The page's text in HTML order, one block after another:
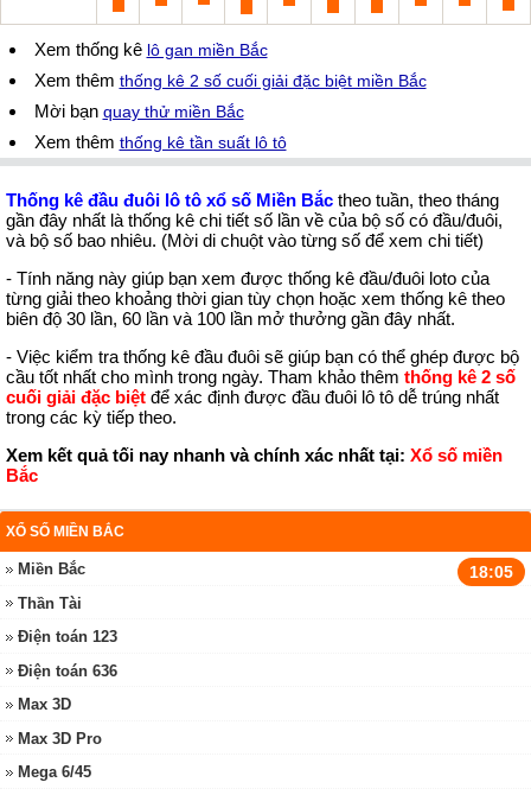
Xem thống kê lô gan miền Bắc
Xem thêm thống kê 2 số cuối giải đặc biệt miền Bắc
Mời bạn quay thử miền Bắc
Xem thêm thống kê tần suất lô tô
Thống kê đầu đuôi lô tô xổ số Miền Bắc theo tuần, theo tháng
gần đây nhất là thống kê chi tiết số lần về của bộ số có đầu/đuôi,
và bộ số bao nhiêu. (Mời di chuột vào từng số để xem chi tiết)
- Tính năng này giúp bạn xem được thống kê đầu/đuôi loto của
từng giải theo khoảng thời gian tùy chọn hoặc xem thống kê theo
biên độ 30 lần, 60 lần và 100 lần mở thưởng gần đây nhất.
- Việc kiểm tra thống kê đầu đuôi sẽ giúp bạn có thể ghép được bộ
cầu tốt nhất cho mình trong ngày. Tham khảo thêm thống kê 2 số
cuối giải đặc biệt để xác định được đầu đuôi lô tô dễ trúng nhất
trong các kỳ tiếp theo.
Xem kết quả tối nay nhanh và chính xác nhất tại: Xổ số miền
Bắc
XỔ SỐ MIỀN BẮC
Miền Bắc 18:05
Thần Tài
Điện toán 123
Điện toán 636
Max 3D
Max 3D Pro
Mega 6/45